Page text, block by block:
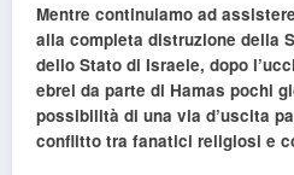
Mentre continuiamo ad
alla completa distruzione della
dello Stato di Israele, dopo
ebrei da parte di Hamas pochi
possibilità di una via d’uscita
conflitto tra fanatici religiosi e